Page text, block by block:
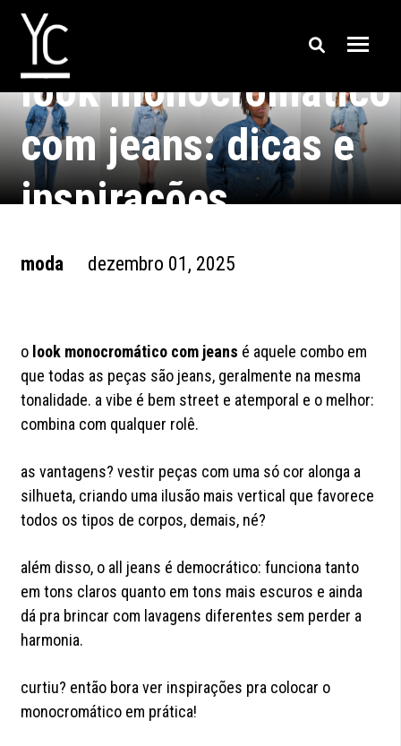
look monocromático
com jeans: dicas e
inspirações
moda dezembro 01, 2025
o look monocromático com jeans é aquele combo em
que todas as peças são jeans, geralmente na mesma
tonalidade. a vibe é bem street e atemporal e o melhor:
combina com qualquer rolê.
as vantagens? vestir peças com uma só cor alonga a
silhueta, criando uma ilusão mais vertical que favorece
todos os tipos de corpos, demais, né?
além disso, o all jeans é democrático: funciona tanto
em tons claros quanto em tons mais escuros e ainda
dá pra brincar com lavagens diferentes sem perder a
harmonia.
curtiu? então bora ver inspirações pra colocar o
monocromático em prática!